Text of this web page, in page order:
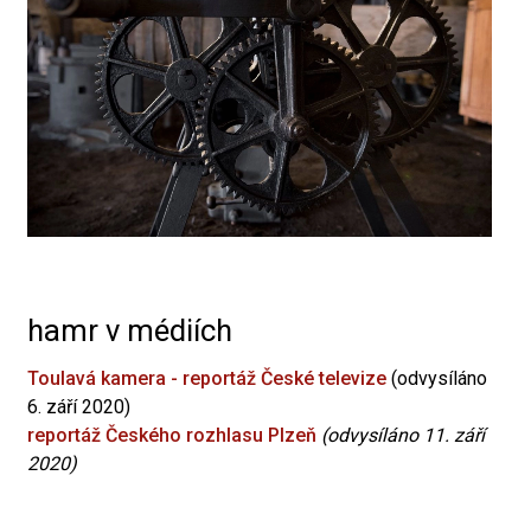
hamr v médiích
Toulavá kamera - reportáž České televize (odvysíláno
6. září 2020)
reportáž Českého rozhlasu Plzeň (odvysíláno 11. září
2020)